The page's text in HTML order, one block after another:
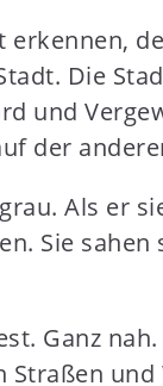
Die
und
der
Als er
Sie
Ganz
Straßen